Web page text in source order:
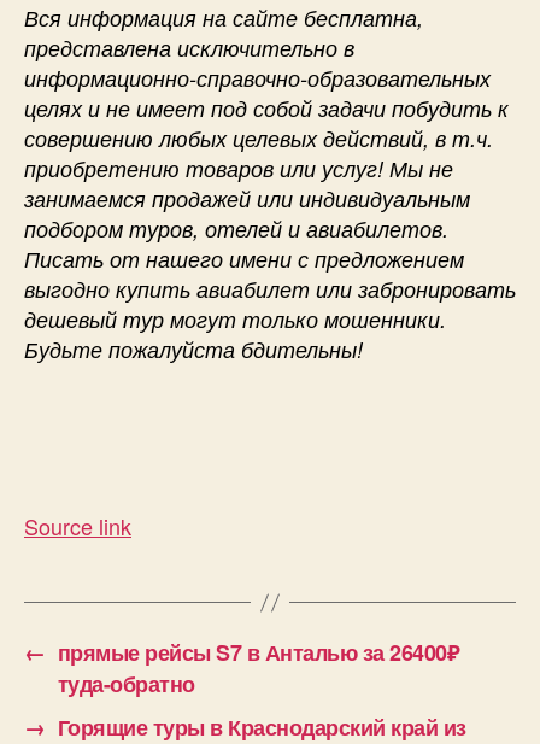
Вся информация на сайте бесплатна,
представлена исключительно в
информационно-справочно-образовательных
целях и не имеет под собой задачи побудить к
совершению любых целевых действий, в т.ч.
приобретению товаров или услуг! Мы не
занимаемся продажей или индивидуальным
подбором туров, отелей и авиабилетов.
Писать от нашего имени с предложением
выгодно купить авиабилет или забронировать
дешевый тур могут только мошенники.
Будьте пожалуйста бдительны!
Source link
← прямые рейсы S7 в Анталью за 26400₽
туда-обратно
→ Горящие туры в Краснодарский край из